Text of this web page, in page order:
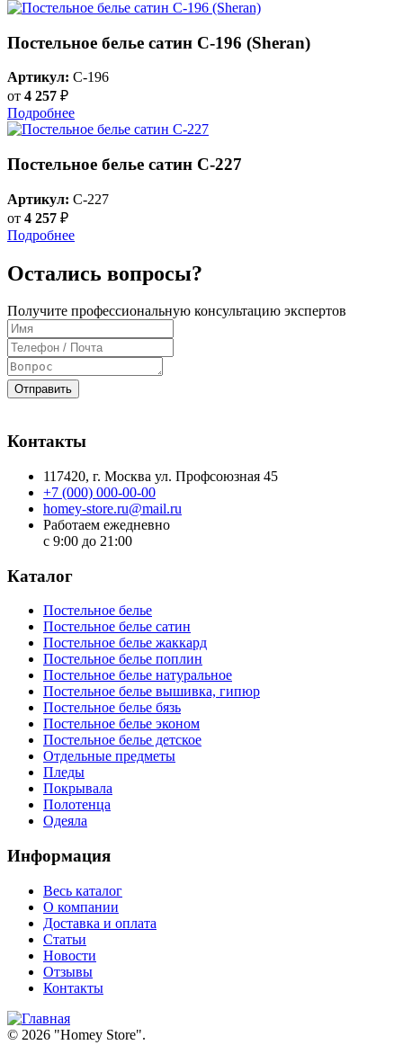
Постельное белье сатин С-196 (Sheran)
Артикул: C-196
от 4 257 ₽
Подробнее
Постельное белье сатин С-227
Артикул: C-227
от 4 257 ₽
Подробнее
Остались вопросы?
Получите профессиональную консультацию экспертов
Отправить
Контакты
117420, г. Москва ул. Профсоюзная 45
+7 (000) 000-00-00
homey-store.ru@mail.ru
Работаем ежедневно
с 9:00 до 21:00
Каталог
Постельное белье
Постельное белье сатин
Постельное белье жаккард
Постельное белье поплин
Постельное белье натуральное
Постельное белье вышивка, гипюр
Постельное белье бязь
Постельное белье эконом
Постельное белье детское
Отдельные предметы
Пледы
Покрывала
Полотенца
Одеяла
Информация
Весь каталог
О компании
Доставка и оплата
Статьи
Новости
Отзывы
Контакты
© 2026 "Homey Store".